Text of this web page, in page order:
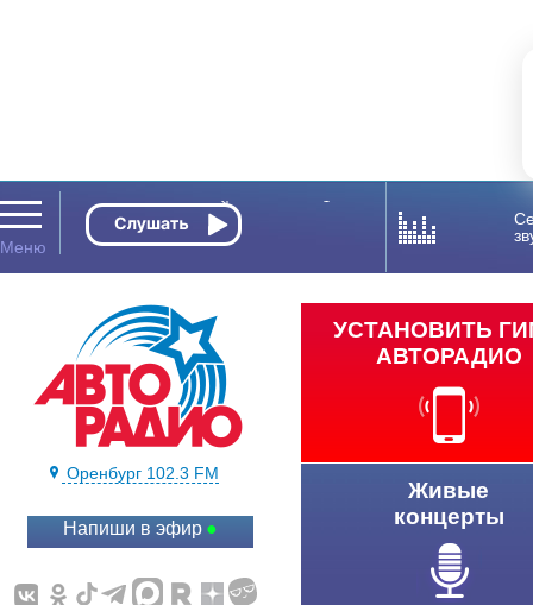
Оренбург 102.3 FM
Напиши в эфир
УСТАНОВИТЬ
АВТОРАДИО
Живые
концерты